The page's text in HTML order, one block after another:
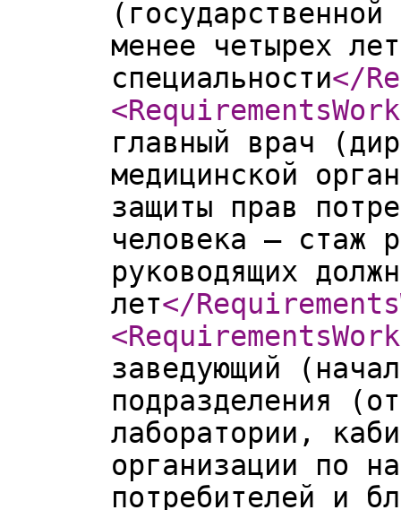
менее четырех
специальности</
главный врач
медицинской
защиты прав
человека – стаж
руководящих
лет</
заведующий
подразделения
лаборатории,
организации по
потребителей и